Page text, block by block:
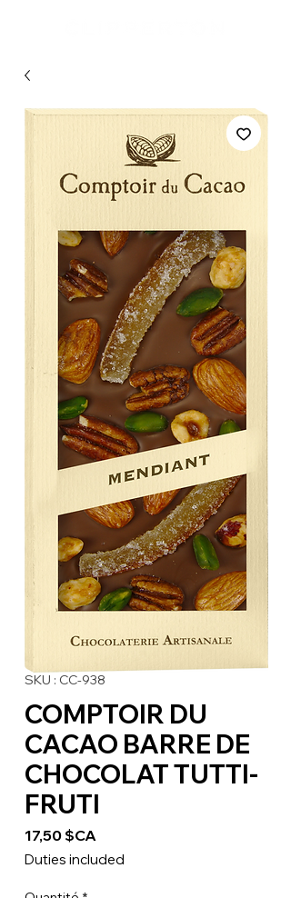
SKU : CC-938
COMPTOIR DU
CACAO BARRE DE
CHOCOLAT TUTTI-
FRUTI
17,50 $CA
Duties included